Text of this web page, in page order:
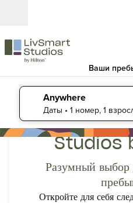
Ваши
Anywhere
Даты • 1 номер, 1
данные поиска, любые
Studios
Разумный выбор
Откройте для себя